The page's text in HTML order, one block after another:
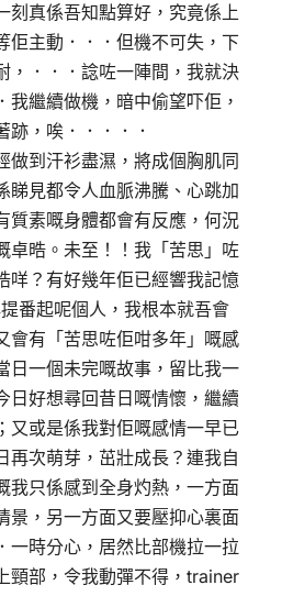
刻真係吾知點算好，究竟係上
佢主動．．．但機不可失，下
，．．．諗咗一陣間，我就決
繼續做機，暗中偷望吓佢，
跡，唉．．．．．
做到汗衫盡濕，將成個胸肌同
睇見都令人血脈沸騰、心跳加
質素嘅身體都會有反應，何況
卓晧。未至！！我「苦思」咗
咩？有好幾年佢已經響我記憶
番起呢個人，我根本就吾會
會有「苦思咗佢咁多年」嘅感
日一個未完嘅故事，留比我一
日好想尋回昔日嘅情懷，繼續
又或是係我對佢嘅感情一早已
再次萌芽，茁壯成長？連我自
我只係感到全身灼熱，一方面
景，另一方面又要壓抑心裏面
一時分心，居然比部機拉一拉
頸部，令我動彈不得，trainer